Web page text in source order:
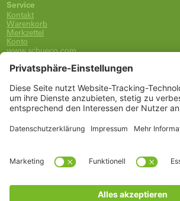
Service
Kontakt
Warenkorb
Merkzettel
Konto
www.schueco.com
0800-400-4007
kostenlos aus dem dt. Festnetz
Unsere Marken
Alle Marken
Schüco International KG
Kategorien
Griffe
Wartung, Pflege und Lüftung